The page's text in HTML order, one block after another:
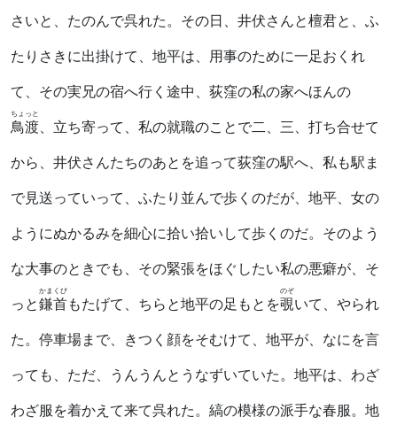
さいと、たのんで呉れた。その日、井伏さんと檀君と、ふ
たりさきに出掛けて、地平は、用事のために一足おくれ
て、その実兄の宿へ行く途中、荻窪の私の家へほんの
鳥渡
ちょっと
、立ち寄って、私の就職のことで二、三、打ち合せて
から、井伏さんたちのあとを追って荻窪の駅へ、私も駅ま
で見送っていって、ふたり並んで歩くのだが、地平、女の
ようにぬかるみを細心に拾い拾いして歩くのだ。そのよう
な大事のときでも、その緊張をほぐしたい私の悪癖が、そ
っと鎌首
かまくび
もたげて、ちらと地平の足もとを覗
のぞ
いて、やられ
た。停車場まで、きつく顔をそむけて、地平が、なにを言
っても、ただ、うんうんとうなずいていた。地平は、わざ
わざ服を着かえて来て呉れた。縞の模様の派手な春服。地